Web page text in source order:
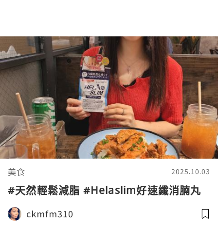
美食 2025.10.03
#天然輕鬆減脂 #Helaslim好速纖消腩丸
ckmfm310